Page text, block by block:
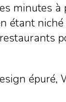
minutes à
étant
épuré,